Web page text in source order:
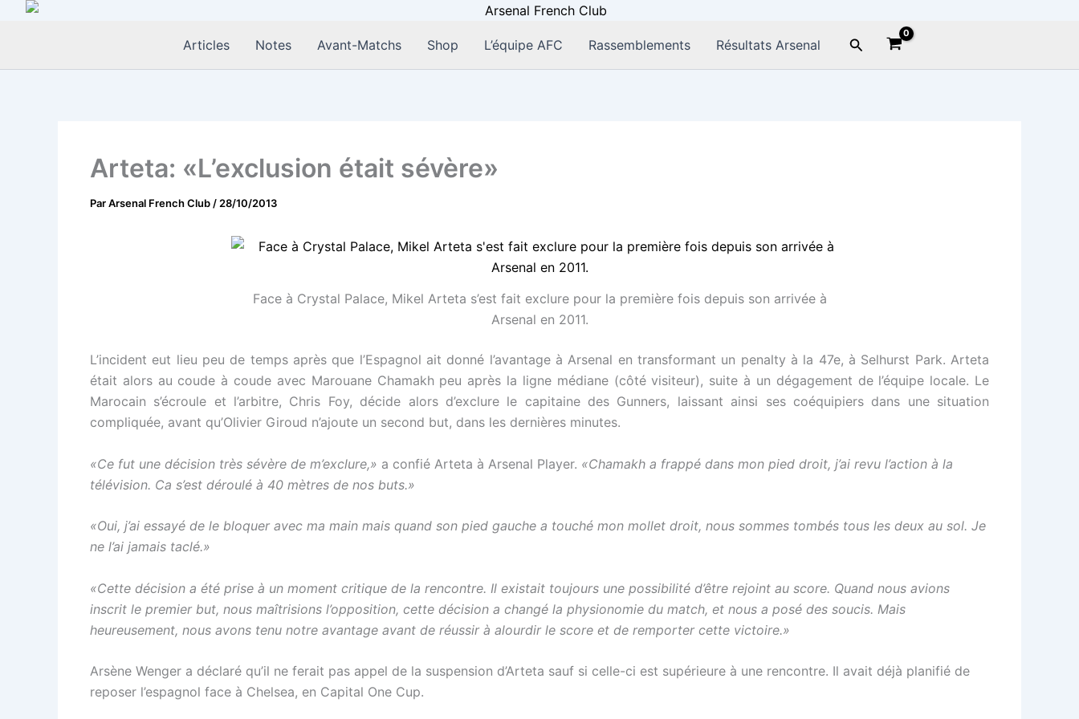
Aller
Articles Notes Avant-Matchs Shop L’équipe AFC Rassemblements Résultats Arsenal Rechercher
Arteta: «L’exclusion était sévère»
ParArsenal French Club / 28/10/2013
Face à Crystal Palace, Mikel Arteta s’est fait exclure pour la première fois depuis son arrivée à
Arsenal en 2011.
L’incident eut lieu peu de temps après que l’Espagnol ait donné l’avantage à Arsenal en transformant un penalty à la 47e, à Selhurst Park. Arteta
était alors au coude à coude avec Marouane Chamakh peu après la ligne médiane (côté visiteur), suite à un dégagement de l’équipe locale. Le
Marocain s’écroule et l’arbitre, Chris Foy, décide alors d’exclure le capitaine des Gunners, laissant ainsi ses coéquipiers dans une situation
compliquée, avant qu’Olivier Giroud n’ajoute un second but, dans les dernières minutes.
«Ce fut une décision très sévère de m’exclure,» a confié Arteta à Arsenal Player. «Chamakh a frappé dans mon pied droit, j’ai revu l’action à la
télévision. Ca s’est déroulé à 40 mètres de nos buts.»
«Oui, j’ai essayé de le bloquer avec ma main mais quand son pied gauche a touché mon mollet droit, nous sommes tombés tous les deux au sol. Je
ne l’ai jamais taclé.»
«Cette décision a été prise à un moment critique de la rencontre. Il existait toujours une possibilité d’être rejoint au score. Quand nous avions
inscrit le premier but, nous maîtrisions l’opposition, cette décision a changé la physionomie du match, et nous a posé des soucis. Mais
heureusement, nous avons tenu notre avantage avant de réussir à alourdir le score et de remporter cette victoire.»
Arsène Wenger a déclaré qu’il ne ferait pas appel de la suspension d’Arteta sauf si celle-ci est supérieure à une rencontre. Il avait déjà planifié de
reposer l’espagnol face à Chelsea, en Capital One Cup.